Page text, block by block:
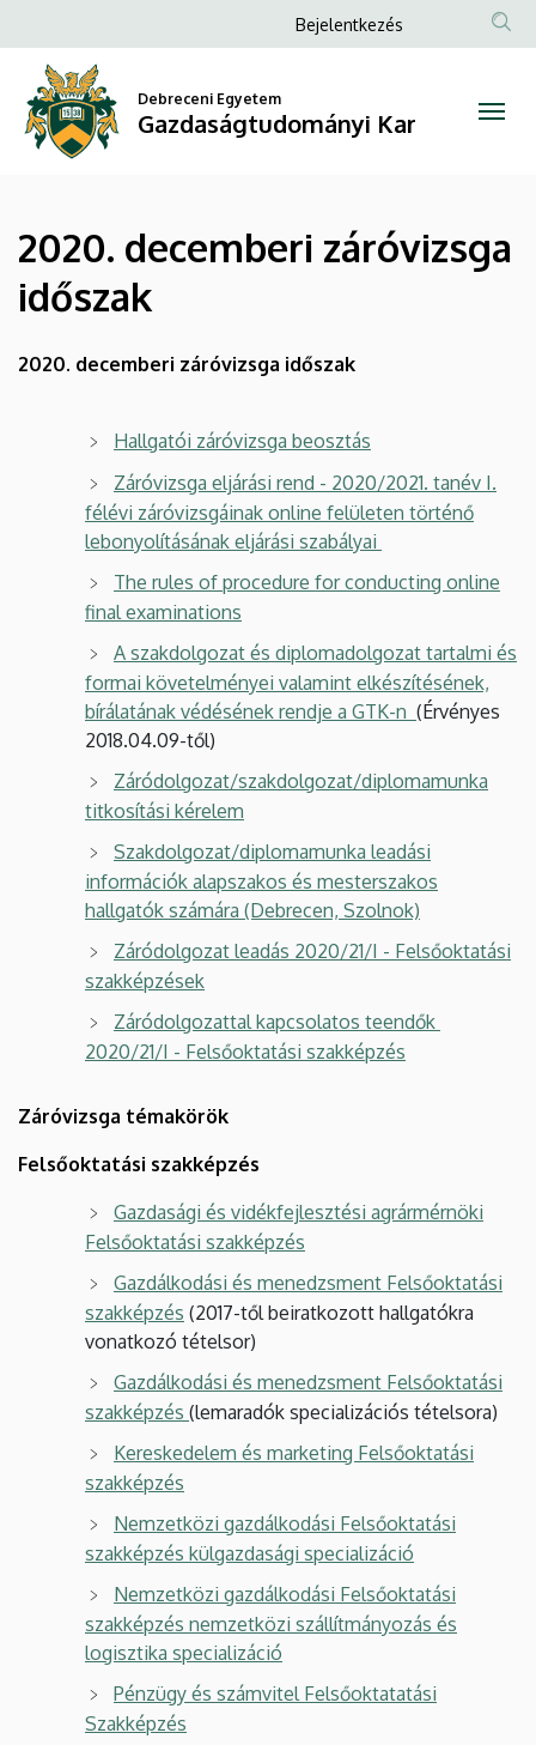
decemberi
záróvizsga
időszak
Gazdaságtudományi
Kar
a
tartalomra
Anonim
menüje
Bejelentkezés
Debreceni Egyetem
Gazdaságtudományi Kar
2020. decemberi záróvizsga
időszak
2020. decemberi záróvizsga időszak
Hallgatói záróvizsga beosztás
Záróvizsga eljárási rend - 2020/2021. tanév I.
félévi záróvizsgáinak online felületen történő
lebonyolításának eljárási szabályai
The rules of procedure for conducting online
final examinations
A szakdolgozat és diplomadolgozat tartalmi és
formai követelményei valamint elkészítésének,
bírálatának védésének rendje a GTK-n (Érvényes
2018.04.09-től)
Záródolgozat/szakdolgozat/diplomamunka
titkosítási kérelem
Szakdolgozat/diplomamunka leadási
információk alapszakos és mesterszakos
hallgatók számára (Debrecen, Szolnok)
Záródolgozat leadás 2020/21/I - Felsőoktatási
szakképzések
Záródolgozattal kapcsolatos teendők
2020/21/I - Felsőoktatási szakképzés
Záróvizsga témakörök
Felsőoktatási szakképzés
Gazdasági és vidékfejlesztési agrármérnöki
Felsőoktatási szakképzés
Gazdálkodási és menedzsment Felsőoktatási
szakképzés (2017-től beiratkozott hallgatókra
vonatkozó tételsor)
Gazdálkodási és menedzsment Felsőoktatási
szakképzés (lemaradók specializációs tételsora)
Kereskedelem és marketing Felsőoktatási
szakképzés
Nemzetközi gazdálkodási Felsőoktatási
szakképzés külgazdasági specializáció
Nemzetközi gazdálkodási Felsőoktatási
szakképzés nemzetközi szállítmányozás és
logisztika specializáció
Pénzügy és számvitel Felsőoktatatási
Szakképzés